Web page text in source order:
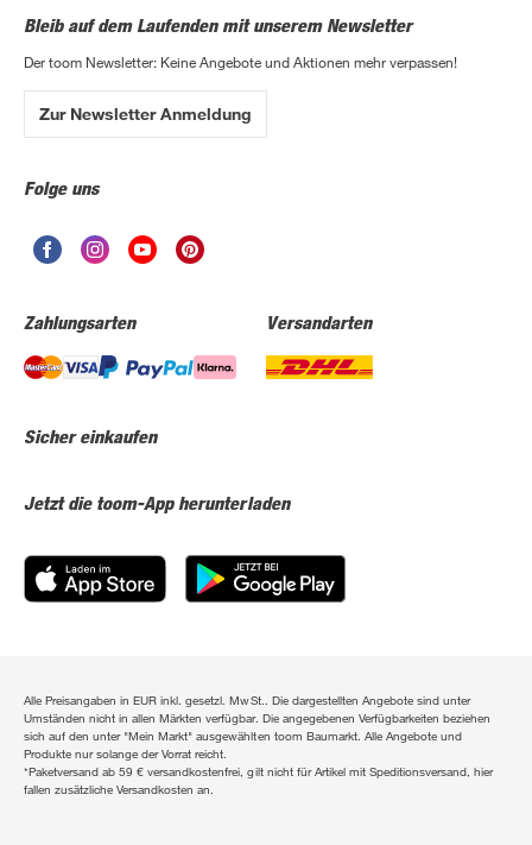
Bleib auf dem Laufenden mit unserem Newsletter
Der toom Newsletter: Keine Angebote und Aktionen mehr verpassen!
Zur Newsletter Anmeldung
Folge uns
Zahlungsarten Versandarten
Sicher einkaufen
Jetzt die toom-App herunterladen
Alle Preisangaben in EUR inkl. gesetzl. MwSt.. Die dargestellten Angebote sind unter
Umständen nicht in allen Märkten verfügbar. Die angegebenen Verfügbarkeiten beziehen
sich auf den unter "Mein Markt" ausgewählten toom Baumarkt. Alle Angebote und
Produkte nur solange der Vorrat reicht.
*Paketversand ab 59 € versandkostenfrei, gilt nicht für Artikel mit Speditionsversand, hier
fallen zusätzliche Versandkosten an.